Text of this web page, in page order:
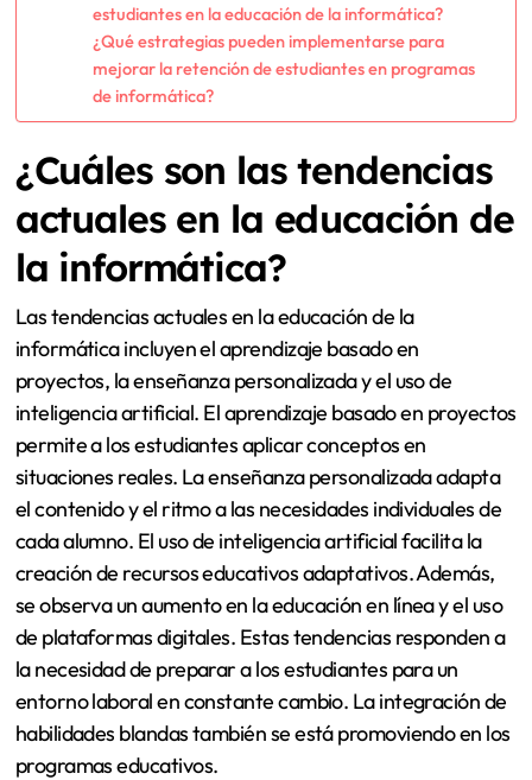
estudiantes en la educación de la informática?
¿Qué estrategias pueden implementarse para
mejorar la retención de estudiantes en programas
de informática?
¿Cuáles son las tendencias
actuales en la educación de
la informática?
Las tendencias actuales en la educación de la
informática incluyen el aprendizaje basado en
proyectos, la enseñanza personalizada y el uso de
inteligencia artificial. El aprendizaje basado en proyectos
permite a los estudiantes aplicar conceptos en
situaciones reales. La enseñanza personalizada adapta
el contenido y el ritmo a las necesidades individuales de
cada alumno. El uso de inteligencia artificial facilita la
creación de recursos educativos adaptativos. Además,
se observa un aumento en la educación en línea y el uso
de plataformas digitales. Estas tendencias responden a
la necesidad de preparar a los estudiantes para un
entorno laboral en constante cambio. La integración de
habilidades blandas también se está promoviendo en los
programas educativos.